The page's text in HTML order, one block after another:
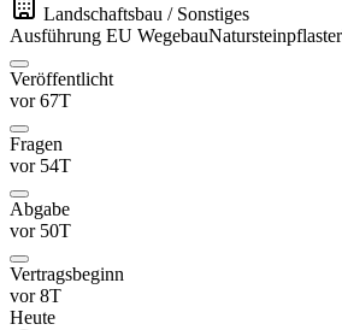
Landschaftsbau / Sonstiges
Ausführung EU WegebauNatursteinpflaster
Veröffentlicht
vor 67T
Fragen
vor 54T
Abgabe
vor 50T
Vertragsbeginn
vor 8T
Heute